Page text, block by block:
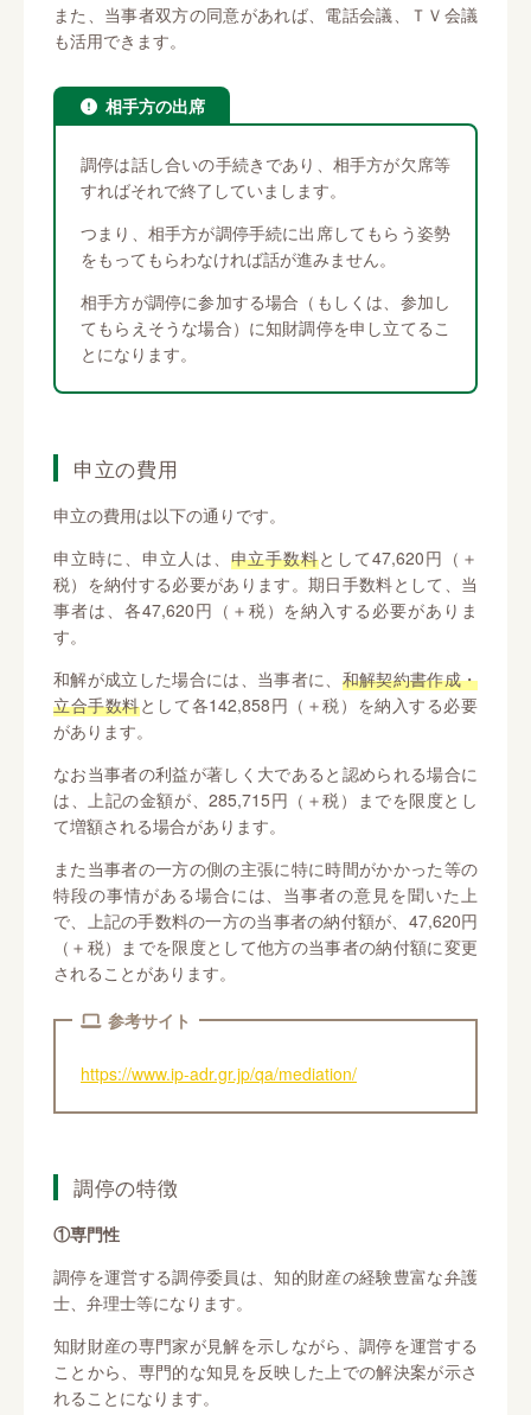
また、当事者双方の同意があれば、電話会議、ＴＶ会議
も活用できます。
相手方の出席
調停は話し合いの手続きであり、相手方が欠席等
すればそれで終了していまします。
つまり、相手方が調停手続に出席してもらう姿勢
をもってもらわなければ話が進みません。
相手方が調停に参加する場合（もしくは、参加し
てもらえそうな場合）に知財調停を申し立てるこ
とになります。
申立の費用
申立の費用は以下の通りです。
申立時に、申立人は、 申立手数料として47,620円（＋
税）を納付する必要があります。期日手数料として、当
事者は、各47,620円（＋税）を納入する必要がありま
す。
和解が成立した場合には、当事者に、 和解契約書作成・
立合手数料として各142,858円（＋税）を納入する必要
があります。
なお当事者の利益が著しく大であると認められる場合に
は、上記の金額が、285,715円（＋税）までを限度とし
て増額される場合があります。
また当事者の一方の側の主張に特に時間がかかった等の
特段の事情がある場合には、当事者の意見を聞いた上
で、上記の手数料の一方の当事者の納付額が、47,620円
（＋税）までを限度として他方の当事者の納付額に変更
されることがあります。
参考サイト
https://www.ip-adr.gr.jp/qa/mediation/
調停の特徴
①専門性
調停を運営する調停委員は、知的財産の経験豊富な弁護
士、弁理士等になります。
知財財産の専門家が見解を示しながら、調停を運営する
ことから、専門的な知見を反映した上での解決案が示さ
れることになります。